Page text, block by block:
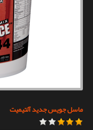
ماسل جویس جدید آلتیمیت